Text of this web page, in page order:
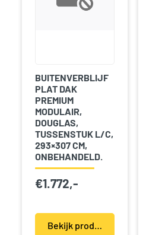
BUITENVERBLIJF
PLAT DAK
PREMIUM
MODULAIR,
DOUGLAS,
TUSSENSTUK L/C,
293×307 CM,
ONBEHANDELD.
€1.772,-